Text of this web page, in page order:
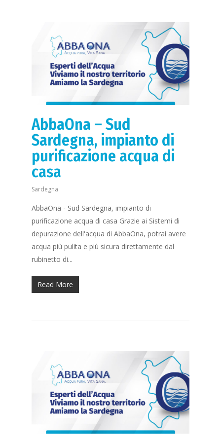
AbbaOna – Sud
Sardegna, impianto di
purificazione acqua di
casa
Sardegna
AbbaOna - Sud Sardegna, impianto di
purificazione acqua di casa Grazie ai Sistemi di
depurazione dell'acqua di AbbaOna, potrai avere
acqua più pulita e più sicura direttamente dal
rubinetto di...
Read More